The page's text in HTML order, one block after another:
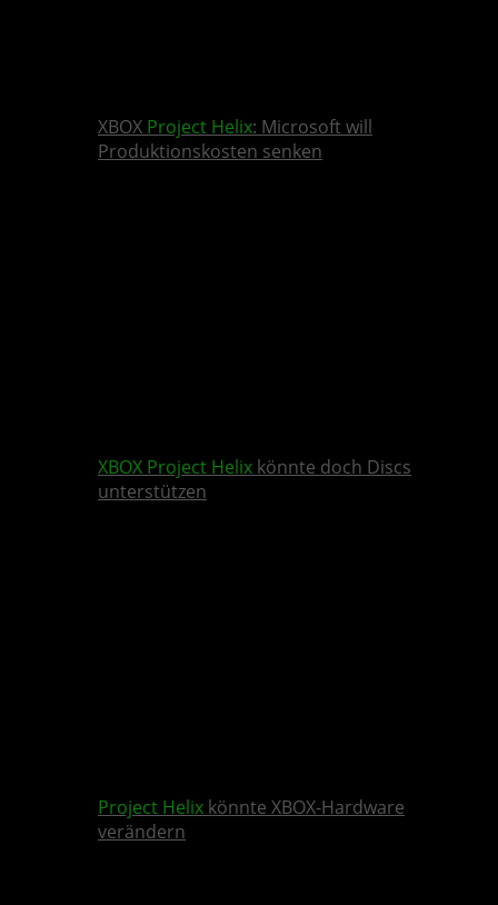
XBOX Project Helix: Microsoft will
Produktionskosten senken
XBOX Project Helix könnte doch Discs
unterstützen
Project Helix könnte XBOX-Hardware
verändern